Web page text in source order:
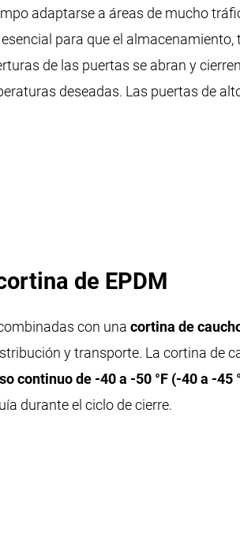
adaptarse a áreas de mucho
para que el
de las puertas se abran y
deseadas. Las puertas de
de EPDM
con unacortina de
y transporte. La cortina de
continuo de -40 a -50 °F (-40 a -45
durante el ciclo de cierre.